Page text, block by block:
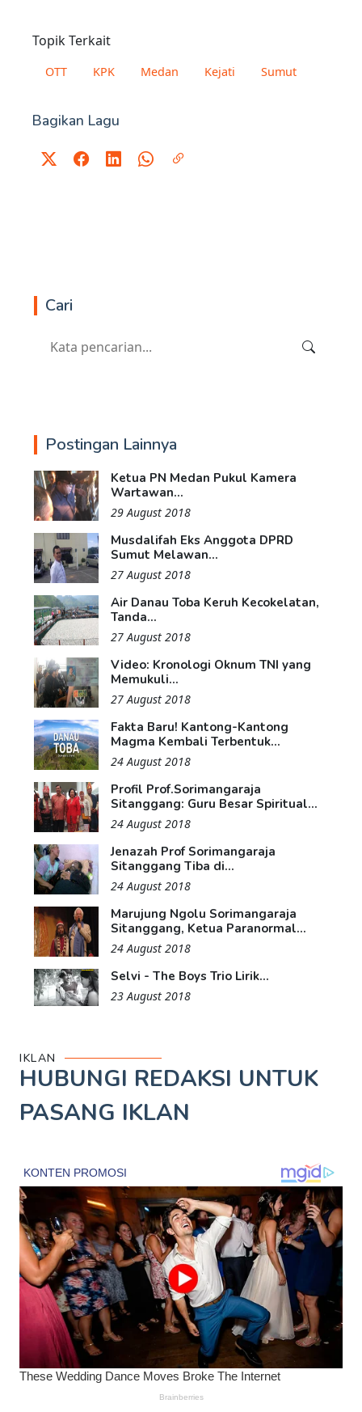
Topik Terkait
OTT KPK Medan Kejati Sumut
Bagikan Lagu
Cari
Postingan Lainnya
Ketua PN Medan Pukul Kamera
Wartawan...
29 August 2018
Musdalifah Eks Anggota DPRD
Sumut Melawan...
27 August 2018
Air Danau Toba Keruh Kecokelatan,
Tanda...
27 August 2018
Video: Kronologi Oknum TNI yang
Memukuli...
27 August 2018
Fakta Baru! Kantong-Kantong
Magma Kembali Terbentuk...
24 August 2018
Profil Prof.Sorimangaraja
Sitanggang: Guru Besar Spiritual...
24 August 2018
Jenazah Prof Sorimangaraja
Sitanggang Tiba di...
24 August 2018
Marujung Ngolu Sorimangaraja
Sitanggang, Ketua Paranormal...
24 August 2018
Selvi - The Boys Trio Lirik...
23 August 2018
IKLAN
HUBUNGI REDAKSI UNTUK
PASANG IKLAN